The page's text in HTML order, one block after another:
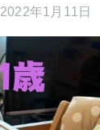
2022年1月11日